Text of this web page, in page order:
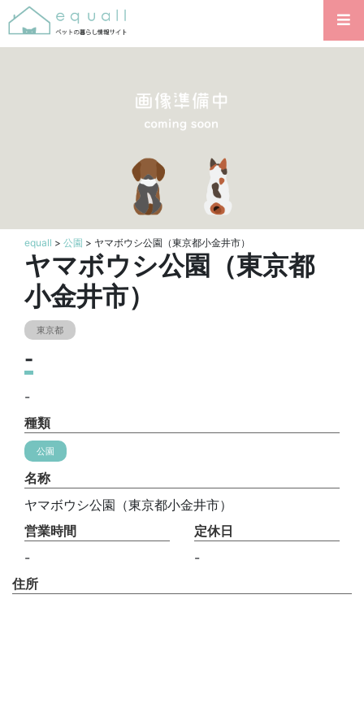
equall > 公園 > ヤマボウシ公園（東京都小金井市）
ヤマボウシ公園（東京都
小金井市）
東京都
-
-
種類
公園
名称
ヤマボウシ公園（東京都小金井市）
営業時間
-
定休日
-
住所